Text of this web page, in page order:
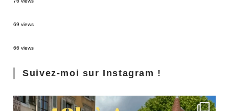
69 views
66 views
Suivez-moi sur Instagram !